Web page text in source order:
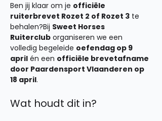
Ben jij klaar om je officiële
ruiterbrevet Rozet 2 of Rozet 3 te
behalen?Bij Sweet Horses
Ruiterclub organiseren we een
volledig begeleide oefendag op 9
april én een officiële brevetafname
door Paardensport Vlaanderen op
18 april.
Wat houdt dit in?